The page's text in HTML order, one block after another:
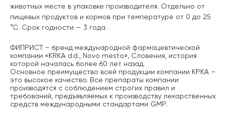
животных месте в упаковке производителя. Отдельно от
пищевых продуктов и кормов при температуре от 0 до 25
°С. Срок годности — 3 года.
ФИПРИСТ – бренд международной фармацевтической
компании «KRKA d.d., Novo mesto», Словения, история
которой началась более 60 лет назад.
Основное преимущество всей продукции компании КРКА –
это высокое качество. Все препараты компании
производятся с соблюдением строгих правил и
требований, предъявляемых к производству лекарственных
средств международными стандартами GMP.